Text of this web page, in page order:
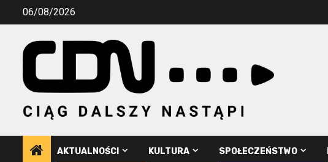
Przejdź06/08/2026
AKTUALNOŚCI KULTURA SPOŁECZEŃSTWO